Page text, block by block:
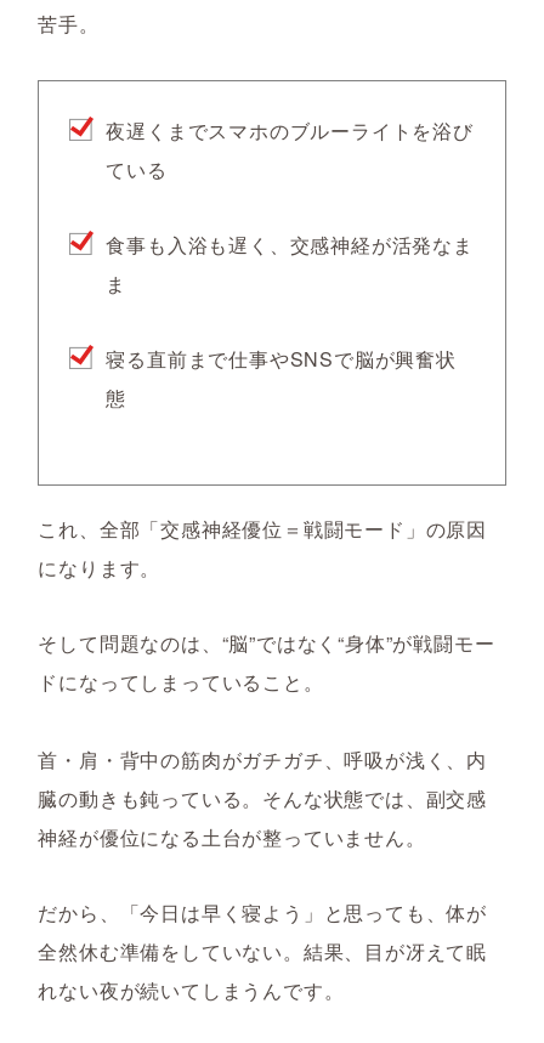
苦手。
夜遅くまでスマホのブルーライトを浴び
ている
食事も入浴も遅く、交感神経が活発なま
ま
寝る直前まで仕事やSNSで脳が興奮状
態
これ、全部「交感神経優位＝戦闘モード」の原因
になります。
そして問題なのは、“脳”ではなく“身体”が戦闘モー
ドになってしまっていること。
首・肩・背中の筋肉がガチガチ、呼吸が浅く、内
臓の動きも鈍っている。そんな状態では、副交感
神経が優位になる土台が整っていません。
だから、「今日は早く寝よう」と思っても、体が
全然休む準備をしていない。結果、目が冴えて眠
れない夜が続いてしまうんです。